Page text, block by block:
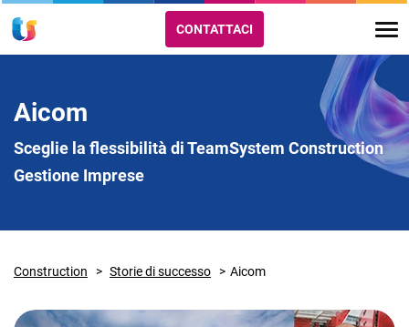
CONTATTACI
Aicom
Sceglie la flessibilità di TeamSystem Construction
Gestione Imprese
Construction Storie di successo Aicom